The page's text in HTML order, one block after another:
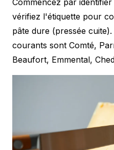
Commencez par
vérifiez l'étiquette pour
pâte dure (pressée
courants sont Comté,
Beaufort, Emmental,